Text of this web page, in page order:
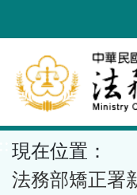
到
要
內
容
區
塊
現在位置：
法務部矯正署